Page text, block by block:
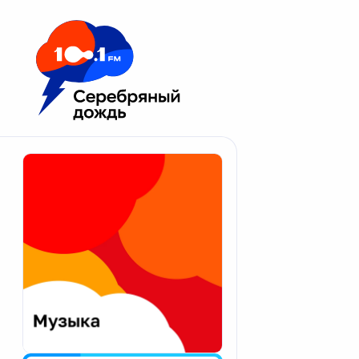
Москва 100.1 FM
Апатиты
Екатеринбург
Калининград
Калуга